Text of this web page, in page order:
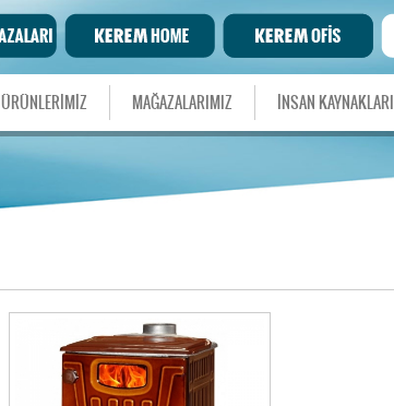
ÜRÜNLERİMİZ MAĞAZALARIMIZ İNSAN KAYNAKLARI